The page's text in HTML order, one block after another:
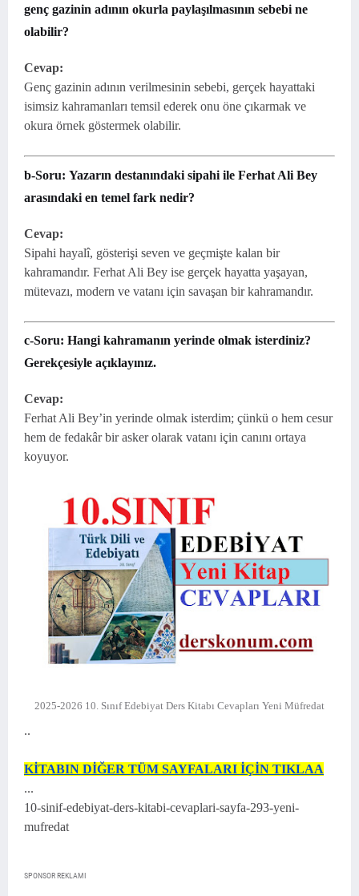
genç gazinin adının okurla paylaşılmasının sebebi ne
olabilir?
Cevap:
Genç gazinin adının verilmesinin sebebi, gerçek hayattaki
isimsiz kahramanları temsil ederek onu öne çıkarmak ve
okura örnek göstermek olabilir.
b-Soru: Yazarın destanındaki sipahi ile Ferhat Ali Bey
arasındaki en temel fark nedir?
Cevap:
Sipahi hayalî, gösterişi seven ve geçmişte kalan bir
kahramandır. Ferhat Ali Bey ise gerçek hayatta yaşayan,
mütevazı, modern ve vatanı için savaşan bir kahramandır.
c-Soru: Hangi kahramanın yerinde olmak isterdiniz?
Gerekçesiyle açıklayınız.
Cevap:
Ferhat Ali Bey’in yerinde olmak isterdim; çünkü o hem cesur
hem de fedakâr bir asker olarak vatanı için canını ortaya
koyuyor.
2025-2026 10. Sınıf Edebiyat Ders Kitabı Cevapları Yeni Müfredat
..
KİTABIN DİĞER TÜM SAYFALARI İÇİN TIKLAA
...
10-sinif-edebiyat-ders-kitabi-cevaplari-sayfa-293-yeni-
mufredat
SPONSOR REKLAMI